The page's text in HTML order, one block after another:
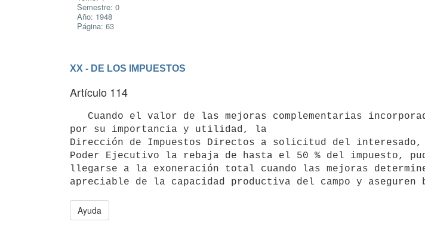
Semestre: 0
Año: 1948
Página: 63
XX - DE LOS IMPUESTOS
Artículo 114
por su importancia y utilidad, la
Dirección de Impuestos Directos a solicitud del interesado,
Poder Ejecutivo la rebaja de hasta el 50 % del impuesto,
llegarse a la exoneración total cuando las mejoras
apreciable de la capacidad productiva del campo y
Ayuda